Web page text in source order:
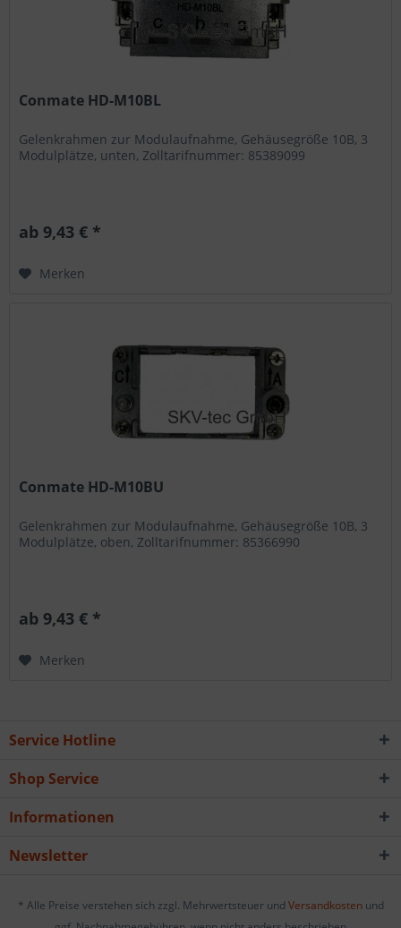
Conmate HD-M10BL
Gelenkrahmen zur Modulaufnahme, Gehäusegröße 10B, 3
Modulplätze, unten, Zolltarifnummer: 85389099
ab 9,43 € *
Merken
Conmate HD-M10BU
Gelenkrahmen zur Modulaufnahme, Gehäusegröße 10B, 3
Modulplätze, oben, Zolltarifnummer: 85366990
ab 9,43 € *
Merken
Service Hotline
Shop Service
Informationen
Newsletter
* Alle Preise verstehen sich zzgl. Mehrwertsteuer und Versandkostenund